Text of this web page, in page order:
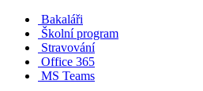
Bakaláři
Školní program
Stravování
Office 365
MS Teams